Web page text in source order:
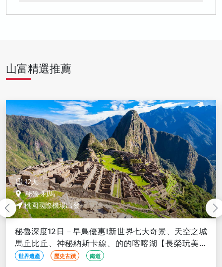
山富精選推薦
16天
桃園國際機場出發
祕魯、玻利維亞傳奇16日–世界遺產馬丘比丘、夢幻天
空之鏡、納斯卡線、安地斯觀光火車、的的喀喀湖